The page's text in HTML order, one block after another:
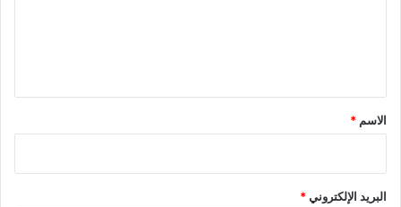
*
الاسم *
البريد الإلكتروني*